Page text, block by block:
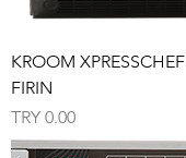
KROOM
FIRIN
Price
TRY 0.00